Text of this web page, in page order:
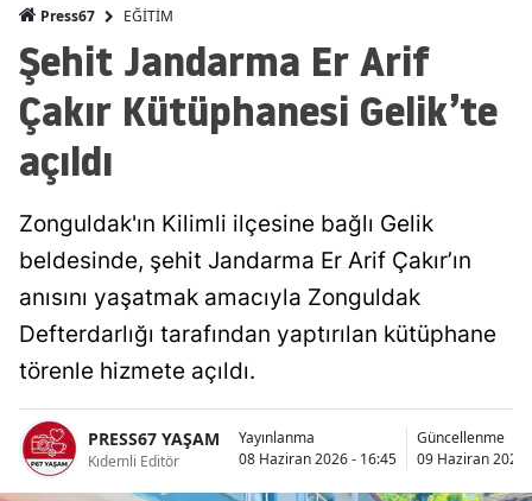
Press67 EĞİTİM
Şehit Jandarma Er Arif
Çakır Kütüphanesi Gelik’te
açıldı
Zonguldak'ın Kilimli ilçesine bağlı Gelik
beldesinde, şehit Jandarma Er Arif Çakır’ın
anısını yaşatmak amacıyla Zonguldak
Defterdarlığı tarafından yaptırılan kütüphane
törenle hizmete açıldı.
PRESS67 YAŞAM
Kıdemli Editör
Yayınlanma
08 Haziran 2026 - 16:45
Güncellenme
09 Haziran 2026